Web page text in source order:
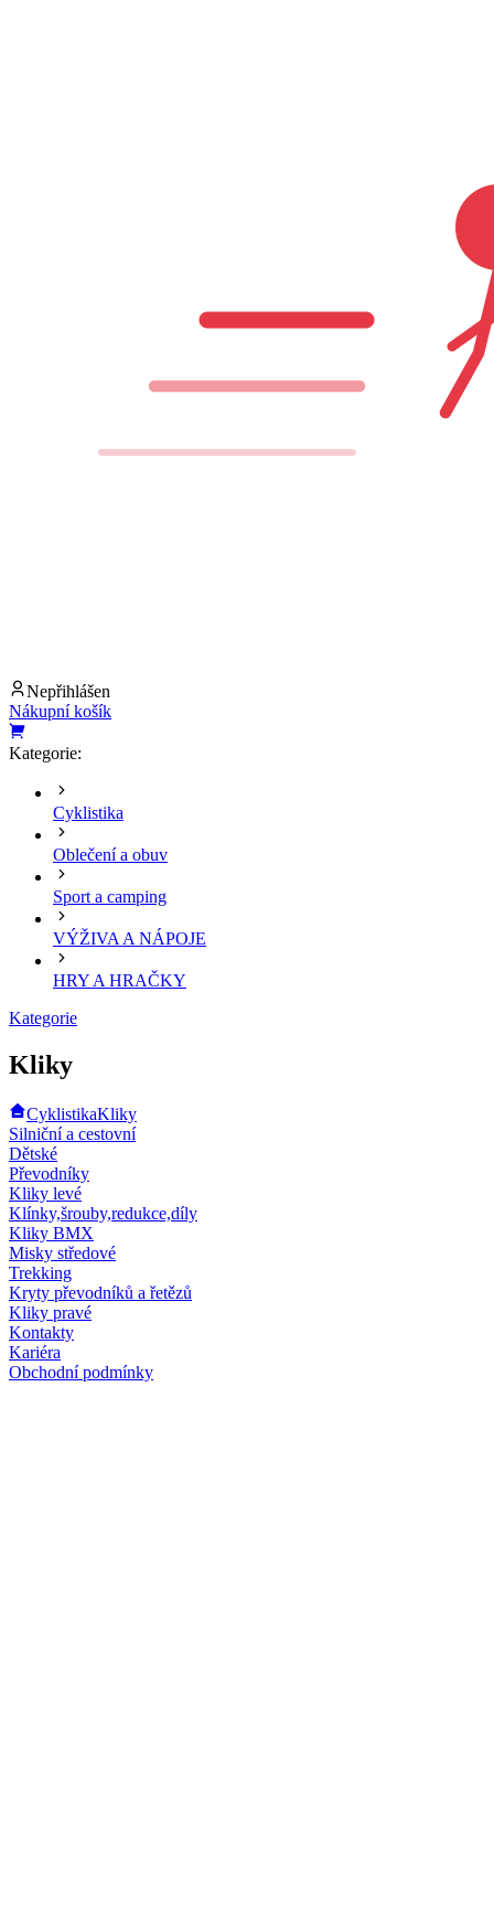
Nepřihlášen
Nákupní košík
Kategorie:
Cyklistika
Oblečení a obuv
Sport a camping
VÝŽIVA A NÁPOJE
HRY A HRAČKY
Kategorie
Kliky
CyklistikaKliky
Silniční a cestovní
Dětské
Převodníky
Kliky levé
Klínky,šrouby,redukce,díly
Kliky BMX
Misky středové
Trekking
Kryty převodníků a řetězů
Kliky pravé
Kontakty
Kariéra
Obchodní podmínky